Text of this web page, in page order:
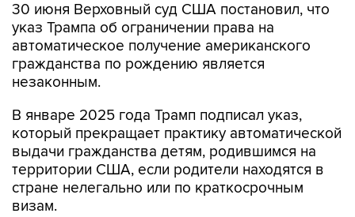
30 июня Верховный суд США постановил, что
указ Трампа об ограничении права на
автоматическое получение американского
гражданства по рождению является
незаконным.
В январе 2025 года Трамп подписал указ,
который прекращает практику автоматической
выдачи гражданства детям, родившимся на
территории США, если родители находятся в
стране нелегально или по краткосрочным
визам.